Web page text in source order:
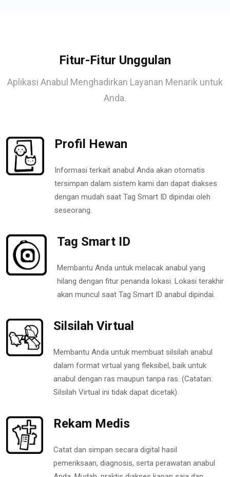
Fitur-Fitur Unggulan
Aplikasi Anabul Menghadirkan Layanan Menarik untuk
Anda.
Profil Hewan
Informasi terkait anabul Anda akan otomatis
tersimpan dalam sistem kami dan dapat diakses
dengan mudah saat Tag Smart ID dipindai oleh
seseorang.
Tag Smart ID
Membantu Anda untuk melacak anabul yang
hilang dengan fitur penanda lokasi. Lokasi terakhir
akan muncul saat Tag Smart ID anabul dipindai.
Silsilah Virtual
Membantu Anda untuk membuat silsilah anabul
dalam format virtual yang fleksibel, baik untuk
anabul dengan ras maupun tanpa ras. (Catatan:
Silsilah Virtual ini tidak dapat dicetak).
Rekam Medis
Catat dan simpan secara digital hasil
pemeriksaan, diagnosis, serta perawatan anabul